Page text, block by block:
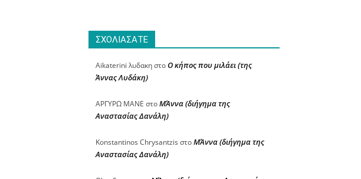
ΣΧΟΛΙΑΣΑΤΕ
Aikaterini λυδακηστοΟ κήπος που μιλάει (της
Άννας Λυδάκη)
ΑΡΓΥΡΩ ΜΑΝΕ στοΜΆννα (διήγημα της
Αναστασίας Δανάλη)
Konstantinos Chrysantzis στοΜΆννα (διήγημα της
Αναστασίας Δανάλη)